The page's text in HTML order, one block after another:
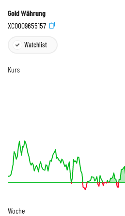
Gold Währung
XC0009655157
Watchlist
Kurs
Woche